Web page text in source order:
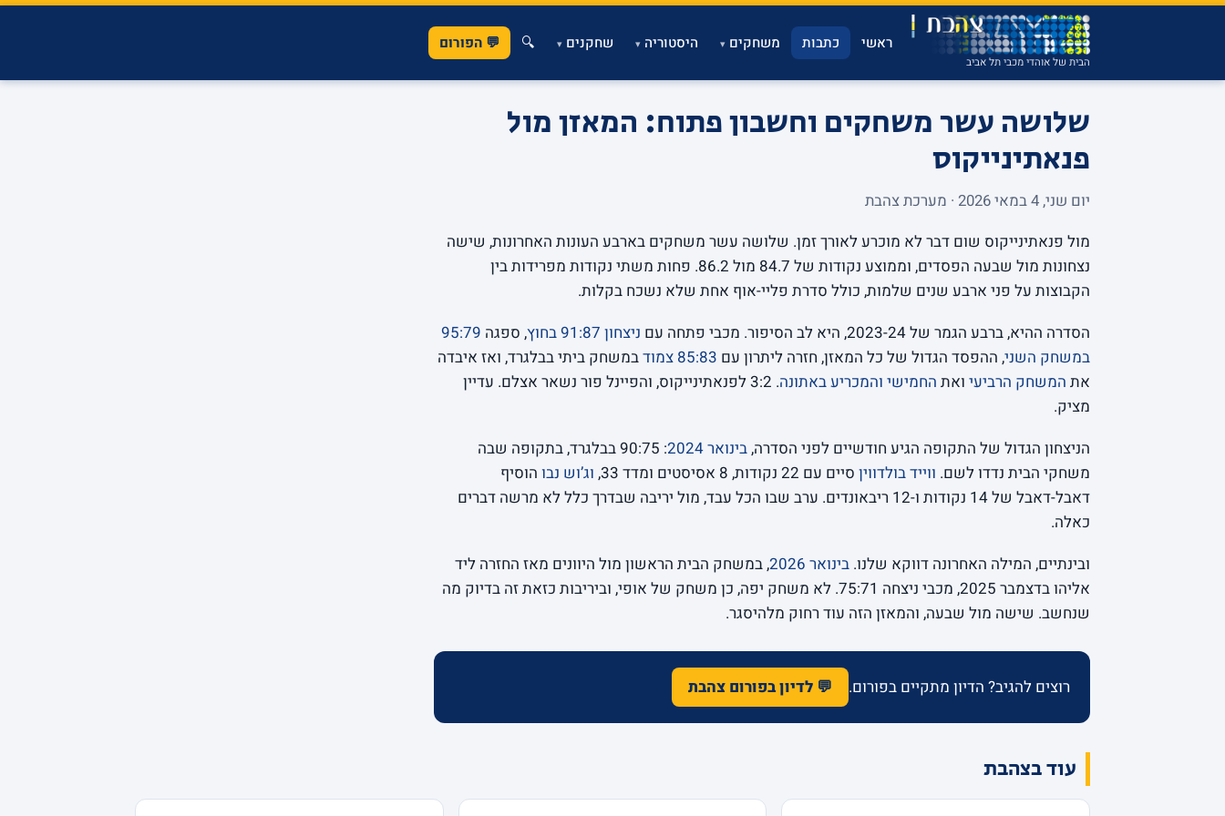
הבית של אוהדי מכבי תל אביב
ראשי כתבות משחקים▾ היסטוריה▾ שחקנים▾
🔍 💬 הפורום
שלושה עשר משחקים וחשבון פתוח: המאזן מול
פנאתינייקוס
יום שני, 4 במאי 2026 · מערכת צהבת
מול פנאתינייקוס שום דבר לא מוכרע לאורך זמן. שלושה עשר משחקים בארבע העונות האחרונות, שישה
נצחונות מול שבעה הפסדים, וממוצע נקודות של 84.7 מול 86.2. פחות משתי נקודות מפרידות בין
הקבוצות על פני ארבע שנים שלמות, כולל סדרת פליי-אוף אחת שלא נשכח בקלות.
הסדרה ההיא, ברבע הגמר של 2023-24, היא לב הסיפור. מכבי פתחה עם
ניצחון 91:87 בחוץ , ספגה 95:79
במשחק השני, ההפסד הגדול של כל המאזן, חזרה ליתרון עם 85:83 צמוד
במשחק ביתי בבלגרד, ואז איבדה
את המשחק הרביעי ואת החמישי והמכריע באתונה
. 3:2 לפנאתינייקוס, והפיינל פור נשאר אצלם. עדיין
מציק.
הניצחון הגדול של התקופה הגיע חודשיים לפני הסדרה,בינואר 2024
: 90:75 בבלגרד, בתקופה שבה
משחקי הבית נדדו לשם. ווייד בולדווין סיים עם 22 נקודות, 8 אסיסטים ומדד 33, וג’וש נבו הוסיף
דאבל-דאבל של 14 נקודות ו-12 ריבאונדים. ערב שבו הכל עבד, מול יריבה שבדרך כלל לא מרשה דברים
כאלה.
ובינתיים, המילה האחרונה דווקא שלנו. בינואר 2026
, במשחק הבית הראשון מול היוונים מאז החזרה ליד
אליהו בדצמבר 2025, מכבי ניצחה 75:71. לא משחק יפה, כן משחק של אופי, וביריבות כזאת זה בדיוק מה
שנחשב. שישה מול שבעה, והמאזן הזה עוד רחוק מלהיסגר.
רוצים להגיב? הדיון מתקיים בפורום. 💬 לדיון בפורום צהבת
עוד בצהבת